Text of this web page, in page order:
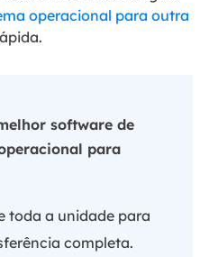
operacional para outra
software de
para
toda a unidade para
completa.